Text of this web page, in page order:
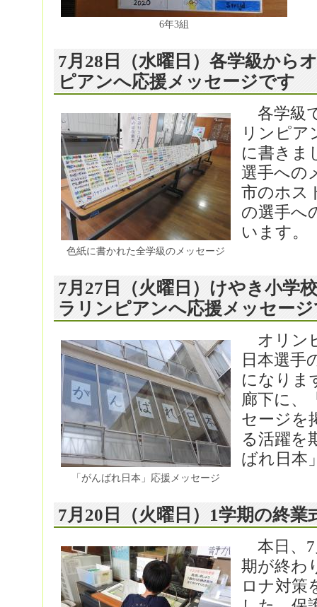
6年3組
7月28日（水曜日）各学級から
ピアンへ応援メッセージです
色紙に書かれた全学級のメッセージ
各学級
リンピア
に書きま
選手への
市のホス
の選手へ
います。
7月27日（火曜日）けやき小学
ラリンピアンへ応援メッセー
「がんばれ日本」応援メッセージ
オリン
日本選手
になりま
廊下に、
セージを
る活躍を
ばれ日本
7月20日（火曜日）1学期の終
本日、7
期が終わ
ロナ対策